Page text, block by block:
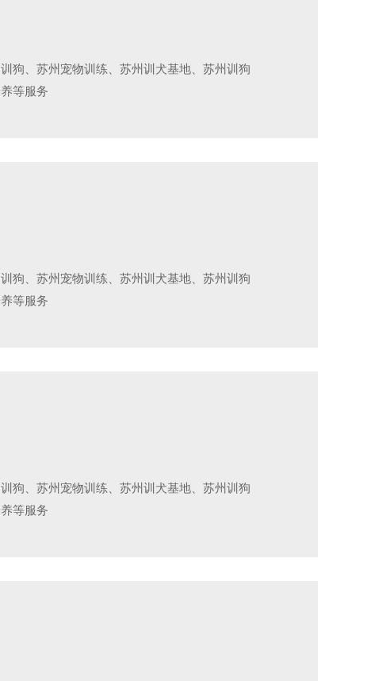
狗、苏州宠物训练、苏州训犬基地、苏州训狗
等服务
狗、苏州宠物训练、苏州训犬基地、苏州训狗
等服务
狗、苏州宠物训练、苏州训犬基地、苏州训狗
等服务